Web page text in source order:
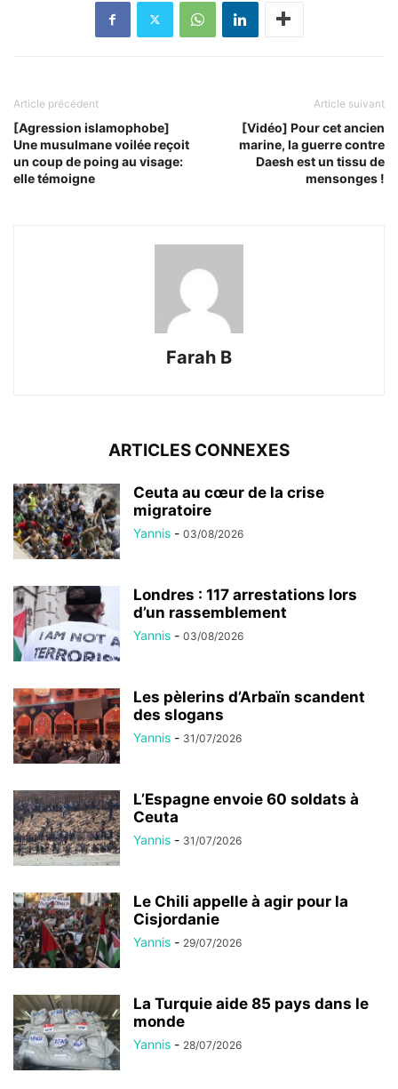
Article précédent
[Agression islamophobe]
Une musulmane voilée reçoit
un coup de poing au visage:
elle témoigne
Article suivant
[Vidéo] Pour cet ancien
marine, la guerre contre
Daesh est un tissu de
mensonges !
Farah B
ARTICLES CONNEXES
Ceuta au cœur de la crise
migratoire
Yannis - 03/08/2026
Londres : 117 arrestations lors
d’un rassemblement
Yannis - 03/08/2026
Les pèlerins d’Arbaïn scandent
des slogans
Yannis - 31/07/2026
L’Espagne envoie 60 soldats à
Ceuta
Yannis - 31/07/2026
Le Chili appelle à agir pour la
Cisjordanie
Yannis - 29/07/2026
La Turquie aide 85 pays dans le
monde
Yannis - 28/07/2026